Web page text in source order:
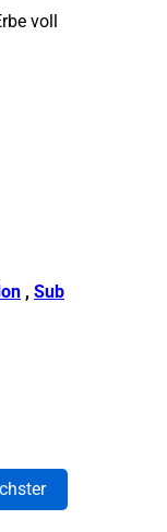
voll
, Sub